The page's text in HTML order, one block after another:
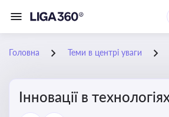
Головна Теми в центрі уваги
Інновації в